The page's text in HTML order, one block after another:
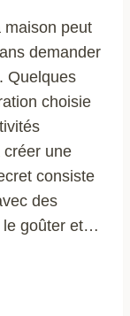
maison peut
demander
Quelques
choisie
créer une
consiste
des
le goûter et…